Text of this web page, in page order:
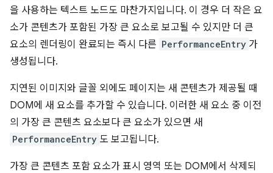
을 사용하는 텍스트 노드도 마찬가지입니다. 이 경우 더 작은 요
소가 콘텐츠가 포함된 가장 큰 요소로 보고될 수 있지만 더 큰
요소의 렌더링이 완료되는 즉시 다른 PerformanceEntry 가
생성됩니다.
지연된 이미지와 글꼴 외에도 페이지는 새 콘텐츠가 제공될 때
DOM에 새 요소를 추가할 수 있습니다. 이러한 새 요소 중 이전
의 가장 큰 콘텐츠 요소보다 큰 요소가 있으면 새
PerformanceEntry 도 보고됩니다.
가장 큰 콘텐츠 포함 요소가 표시 영역 또는 DOM에서 삭제되